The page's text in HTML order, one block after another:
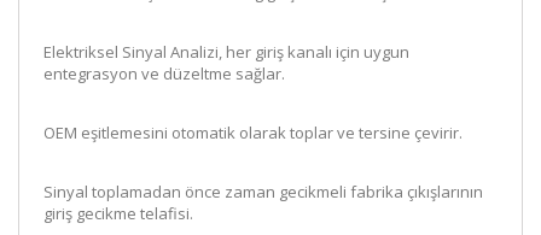
Elektriksel Sinyal Analizi, her giriş kanalı için uygun
entegrasyon ve düzeltme sağlar.
OEM eşitlemesini otomatik olarak toplar ve tersine çevirir.
Sinyal toplamadan önce zaman gecikmeli fabrika çıkışlarının
giriş gecikme telafisi.